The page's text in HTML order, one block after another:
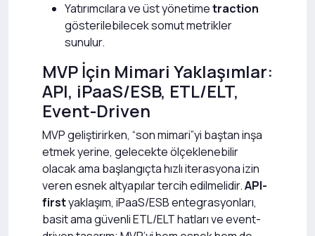
Yatırımcılara ve üst yönetimetraction
gösterilebilecek somut metrikler
sunulur.
MVP İçin Mimari Yaklaşımlar:
API, iPaaS/ESB, ETL/ELT,
Event-Driven
MVP geliştirirken, “son mimari”yi baştan inşa
etmek yerine, gelecekte ölçeklenebilir
olacak ama başlangıçta hızlı iterasyona izin
veren esnek altyapılar tercih edilmelidir.API-
firstyaklaşım, iPaaS/ESB entegrasyonları,
basit ama güvenli ETL/ELT hatları ve event-